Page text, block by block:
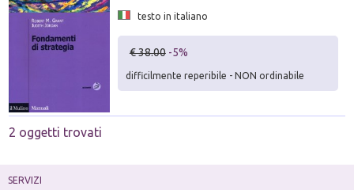
testo in italiano
€ 38.00 -5%
difficilmente reperibile - NON ordinabile
2 oggetti trovati
SERVIZI